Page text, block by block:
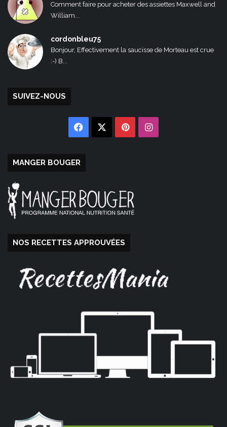
Comment faire pour acheter des assiettes Maxwell and
William...
cordonbleu75
Bonjour, Effectivement la saucisse de Morteau est crue
:-) B...
SUIVEZ-NOUS
Facebook PinterestInstagram
MANGER BOUGER
NOS RECETTES APPROUVÉES